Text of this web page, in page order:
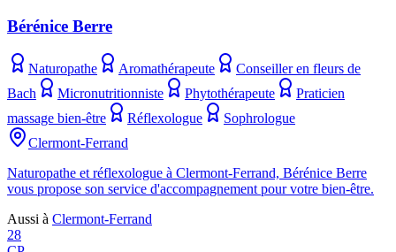
Bérénice Berre
Naturopathe Aromathérapeute
Conseiller en fleurs de
Bach
Micronutritionniste Phytothérapeute
Praticien
massage bien-être
Réflexologue
Sophrologue
Clermont-Ferrand
Naturopathe et réflexologue à Clermont-Ferrand, Bérénice Berre
vous propose son service d'accompagnement pour votre bien-être.
Aussi à Clermont-Ferrand
28